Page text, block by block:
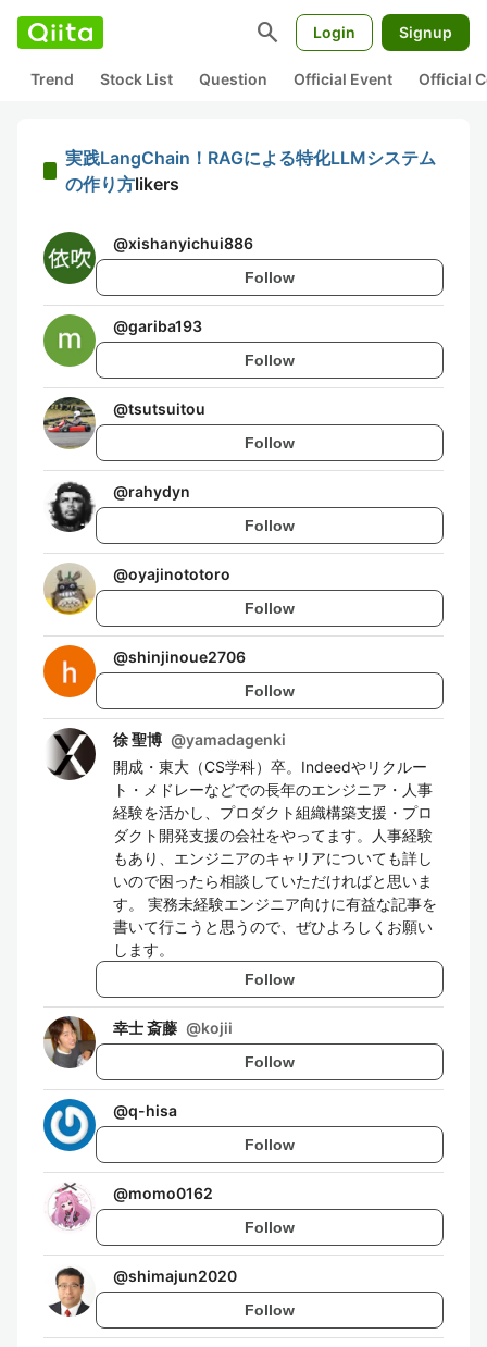
search Login Signup
Trend Stock List Question Official Event Official
実践LangChain！RAGによる特化LLMシステム
の作り方likers
@xishanyichui886
Follow
@gariba193
Follow
@tsutsuitou
Follow
@rahydyn
Follow
@oyajinototoro
Follow
@shinjinoue2706
Follow
徐 聖博 @yamadagenki
開成・東大（CS学科）卒。Indeedやリクルー
ト・メドレーなどでの長年のエンジニア・人事
経験を活かし、プロダクト組織構築支援・プロ
ダクト開発支援の会社をやってます。人事経験
もあり、エンジニアのキャリアについても詳し
いので困ったら相談していただければと思いま
す。 実務未経験エンジニア向けに有益な記事を
書いて行こうと思うので、ぜひよろしくお願い
します。
Follow
幸士 斎藤 @kojii
Follow
@q-hisa
Follow
@momo0162
Follow
@shimajun2020
Follow